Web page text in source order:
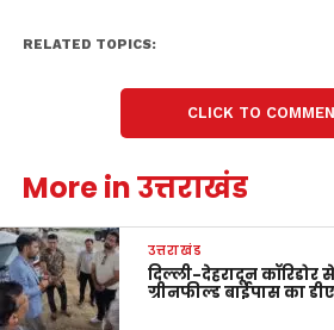
RELATED TOPICS:
CLICK TO
More in उत्तराखंड
उत्तराखंड
दिल्ली-देहरादून कॉरिडोर
ग्रीनफील्ड बाईपास का